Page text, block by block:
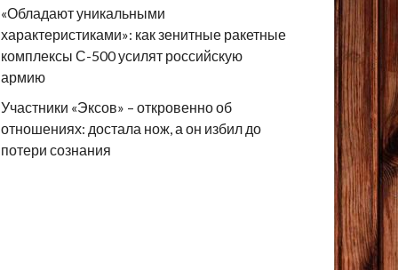
«Обладают уникальными
характеристиками»: как зенитные ракетные
комплексы С-500 усилят российскую
армию
Участники «Эксов» – откровенно об
отношениях: достала нож, а он избил до
потери сознания